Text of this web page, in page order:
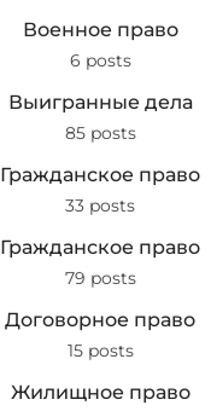
Военное право
6 posts
Выигранные дела
85 posts
Гражданское право
33 posts
Гражданское право
79 posts
Договорное право
15 posts
Жилищное право